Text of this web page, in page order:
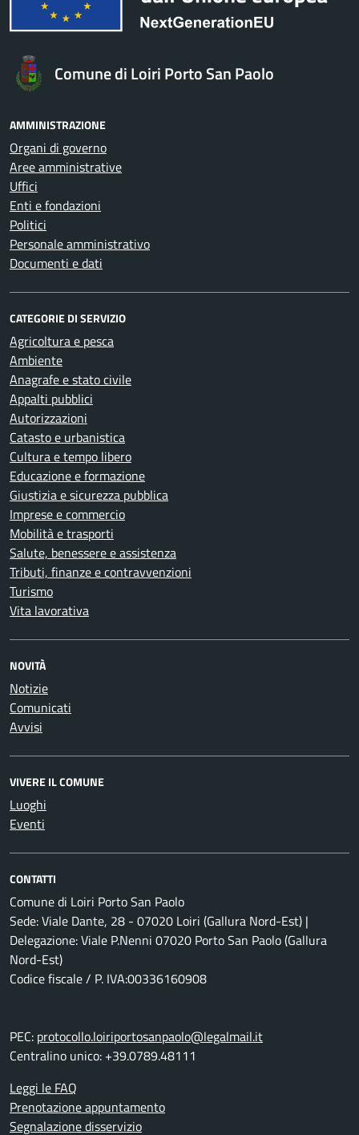
Comune di Loiri Porto San Paolo
AMMINISTRAZIONE
Organi di governo
Aree amministrative
Uffici
Enti e fondazioni
Politici
Personale amministrativo
Documenti e dati
CATEGORIE DI SERVIZIO
Agricoltura e pesca
Ambiente
Anagrafe e stato civile
Appalti pubblici
Autorizzazioni
Catasto e urbanistica
Cultura e tempo libero
Educazione e formazione
Giustizia e sicurezza pubblica
Imprese e commercio
Mobilità e trasporti
Salute, benessere e assistenza
Tributi, finanze e contravvenzioni
Turismo
Vita lavorativa
NOVITÀ
Notizie
Comunicati
Avvisi
VIVERE IL COMUNE
Luoghi
Eventi
CONTATTI
Comune di Loiri Porto San Paolo
Sede: Viale Dante, 28 - 07020 Loiri (Gallura Nord-Est) |
Delegazione: Viale P.Nenni 07020 Porto San Paolo (Gallura
Nord-Est)
Codice fiscale / P. IVA:00336160908
PEC: protocollo.loiriportosanpaolo@legalmail.it
Centralino unico: +39.0789.48111
Leggi le FAQ
Prenotazione appuntamento
Segnalazione disservizio